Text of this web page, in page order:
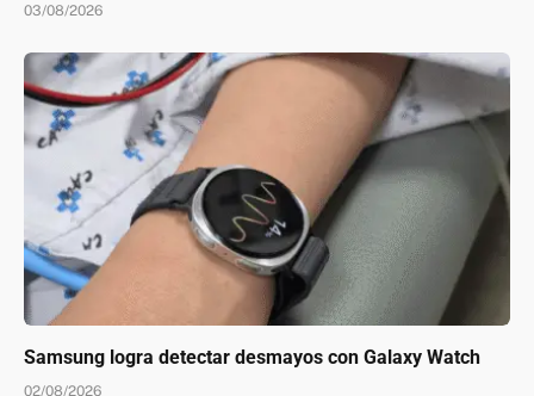
03/08/2026
Samsung logra detectar desmayos con Galaxy Watch
02/08/2026